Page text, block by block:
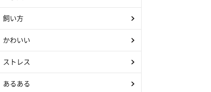
飼い方
かわいい
ストレス
あるある